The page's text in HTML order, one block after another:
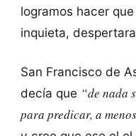
logramos hacer
inquieta,
San Francisco de
decía que “de nada
para predicar, a